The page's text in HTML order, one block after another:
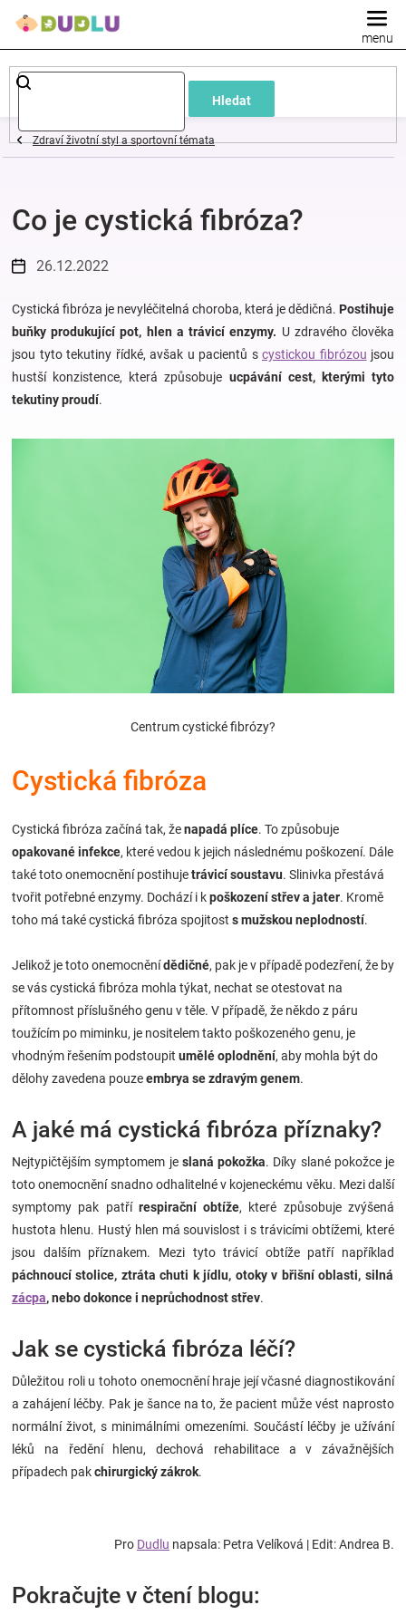
Hledat
Dětské
a
oblečení
Pokojíček
a
kojenecká
výbava
Novinky
Značky
Blog
Hračkářství
Přihlášení
Zdraví životní styl a sportovní témata
Co je cystická fibróza?
26.12.2022
Cystická fibróza je nevyléčitelná choroba, která je dědičná. Postihuje
buňky produkující pot, hlen a trávicí enzymy. U zdravého člověka
jsou tyto tekutiny řídké, avšak u pacientů s cystickou fibrózou jsou
hustší konzistence, která způsobuje ucpávání cest, kterými tyto
tekutiny proudí.
Centrum cystické fibrózy?
Cystická fibróza
Cystická fibróza začíná tak, ženapadá plíce. To způsobuje
opakované infekce, které vedou k jejich následnému poškození. Dále
také toto onemocnění postihujetrávicí soustavu. Slinivka přestává
tvořit potřebné enzymy. Dochází i kpoškození střev a jater. Kromě
toho má také cystická fibróza spojitost s mužskou neplodností.
Jelikož je toto onemocněnídědičné, pak je v případě podezření, že by
se vás cystická fibróza mohla týkat, nechat se otestovat na
přítomnost příslušného genu v těle. V případě, že někdo z páru
toužícím po miminku, je nositelem takto poškozeného genu, je
vhodným řešením podstoupit umělé oplodnění, aby mohla být do
dělohy zavedena pouzeembrya se zdravým genem.
A jaké má cystická fibróza příznaky?
Nejtypičtějším symptomem je slaná pokožka. Díky slané pokožce je
toto onemocnění snadno odhalitelné v kojeneckému věku. Mezi další
symptomy pak patří respirační obtíže, které způsobuje zvýšená
hustota hlenu. Hustý hlen má souvislost i s trávicími obtížemi, které
jsou dalším příznakem. Mezi tyto trávicí obtíže patří například
páchnoucí stolice, ztráta chuti k jídlu, otoky v břišní oblasti, silná
zácpa, nebo dokonce i neprůchodnost střev.
Jak se cystická fibróza léčí?
Důležitou roli u tohoto onemocnění hraje její včasné diagnostikování
a zahájení léčby. Pak je šance na to, že pacient může vést naprosto
normální život, s minimálními omezeními. Součástí léčby je užívání
léků na ředění hlenu, dechová rehabilitace a v závažnějších
případech pakchirurgický zákrok.
Pro Dudlu napsala: Petra Velíková | Edit: Andrea B.
Pokračujte v čtení blogu: